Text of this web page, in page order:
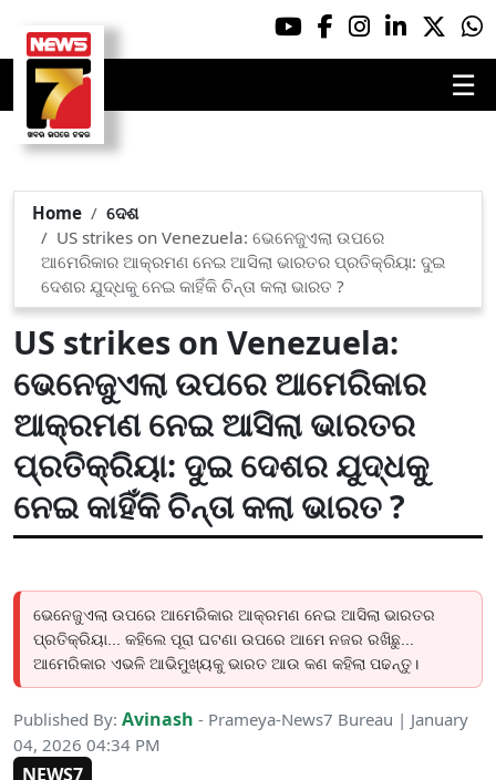
☰
Home
ଦେଶ
US strikes on Venezuela: ଭେନେଜୁଏଲା ଉପରେ
ଆମେରିକାର ଆକ୍ରମଣ ନେଇ ଆସିଲା ଭାରତର ପ୍ରତିକ୍ରିୟା: ଦୁଇ
ଦେଶର ଯୁଦ୍ଧକୁ ନେଇ କାହିଁକି ଚିନ୍ତା କଲା ଭାରତ ?
US strikes on Venezuela:
ଭେନେଜୁଏଲା ଉପରେ ଆମେରିକାର
ଆକ୍ରମଣ ନେଇ ଆସିଲା ଭାରତର
ପ୍ରତିକ୍ରିୟା: ଦୁଇ ଦେଶର ଯୁଦ୍ଧକୁ
ନେଇ କାହିଁକି ଚିନ୍ତା କଲା ଭାରତ ?
ଭେନେଜୁଏଲା ଉପରେ ଆମେରିକାର ଆକ୍ରମଣ ନେଇ ଆସିଲା ଭାରତର
ପ୍ରତିକ୍ରିୟା... କହିଲେ ପୂରା ଘଟଣା ଉପରେ ଆମେ ନଜର ରଖିଛୁ...
ଆମେରିକାର ଏଭଳି ଆଭିମୁଖ୍ୟକୁ ଭାରତ ଆଉ କଣ କହିଲା ପଢନ୍ତୁ।
Published By: Avinash - Prameya-News7 Bureau | January
04, 2026 04:34 PM
NEWS7